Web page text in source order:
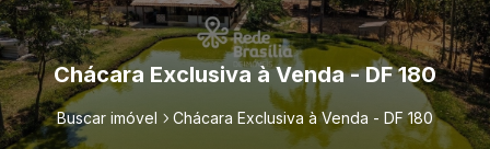
Chácara Exclusiva à Venda - DF 180
Buscar imóvel Chácara Exclusiva à Venda - DF 180